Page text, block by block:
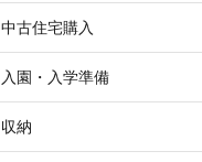
中古住宅購入
入園・入学準備
収納